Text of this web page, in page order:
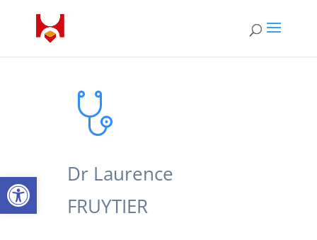
Ouvrir la barre d’outilsDr Laurence
FRUYTIER